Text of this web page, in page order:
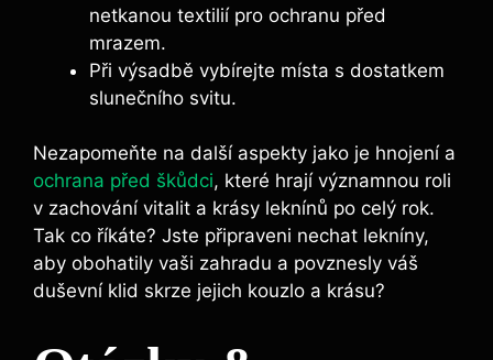
netkanou textilií pro ochranu před
mrazem.
Při výsadbě vybírejte místa s dostatkem
slunečního svitu.
Nezapomeňte na další aspekty jako je hnojení a
ochrana před škůdci, které hrají významnou roli
v zachování vitalit a krásy leknínů po celý rok.
Tak co říkáte? Jste připraveni nechat lekníny,
aby obohatily vaši zahradu a povznesly váš
duševní klid skrze jejich kouzlo a krásu?